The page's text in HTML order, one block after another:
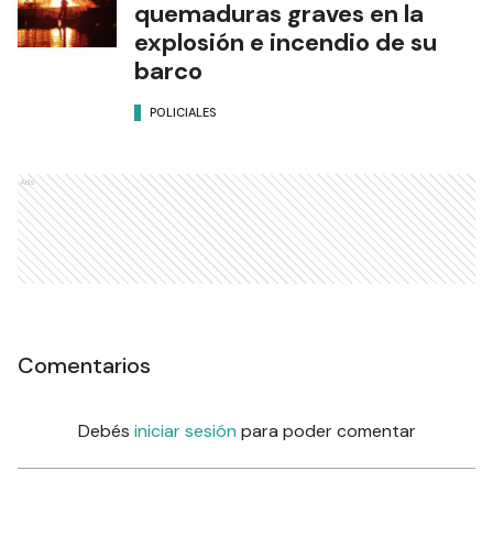
quemaduras graves en la
explosión e incendio de su
barco
POLICIALES
Ads
Comentarios
Debés iniciar sesión para poder comentar